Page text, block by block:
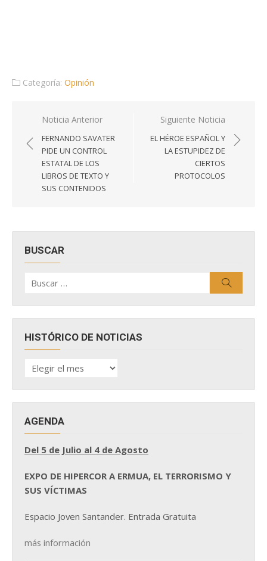
Categoría: Opinión
Navegación
de
entradas
Noticia Anterior
FERNANDO SAVATER
PIDE UN CONTROL
ESTATAL DE LOS
LIBROS DE TEXTO Y
SUS CONTENIDOS
Siguiente Noticia
EL HÉROE ESPAÑOL Y
LA ESTUPIDEZ DE
CIERTOS
PROTOCOLOS
BUSCAR
por:
HISTÓRICO DE NOTICIAS
HISTÓRICO
DE
AGENDA
Del 5 de Julio al 4 de Agosto
EXPO DE HIPERCOR A ERMUA, EL TERRORISMO Y
SUS VÍCTIMAS
Espacio Joven Santander. Entrada Gratuita
más información